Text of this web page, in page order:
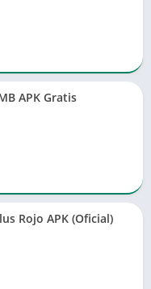
APK Gratis
Rojo APK (Oficial)